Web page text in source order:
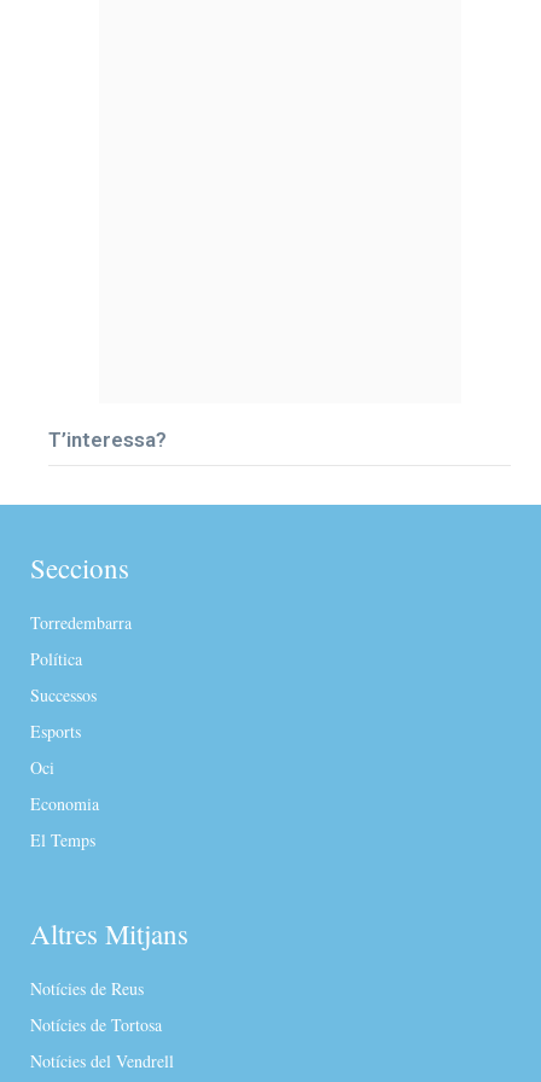
T’interessa?
Seccions
Torredembarra
Política
Successos
Esports
Oci
Economia
El Temps
Altres Mitjans
Notícies de Reus
Notícies de Tortosa
Notícies del Vendrell